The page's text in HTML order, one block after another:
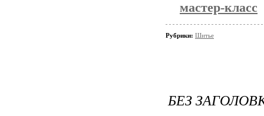
мастер-класс
Рубрики: Шитье
БЕЗ